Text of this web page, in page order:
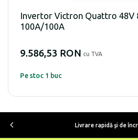
Invertor Victron Quattro 48V
100A/100A
9.586,53 RON cu TVA
Pe stoc 1 buc
Livrare rapidă şi de